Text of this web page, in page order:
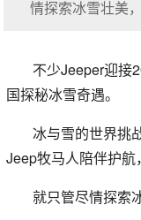
情探索冰雪壮美
不少Jeeper迎接
国探秘冰雪奇遇。
冰与雪的世界挑
Jeep牧马人陪伴护航，
就只管尽情探索